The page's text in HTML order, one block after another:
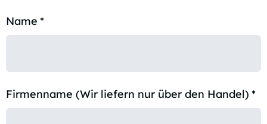
Name *
Firmenname (Wir liefern nur über den Handel) *